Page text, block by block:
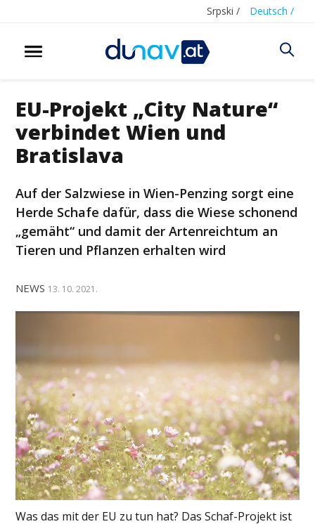
Srpski / Deutsch /
EU-Projekt „City Nature“
verbindet Wien und
Bratislava
Auf der Salzwiese in Wien-Penzing sorgt eine
Herde Schafe dafür, dass die Wiese schonend
„gemäht“ und damit der Artenreichtum an
Tieren und Pflanzen erhalten wird
NEWS 13. 10. 2021.
Was das mit der EU zu tun hat? Das Schaf-Projekt ist